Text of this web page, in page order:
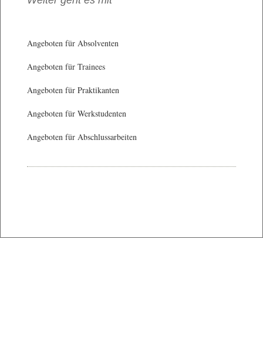
Angeboten für Absolventen
Angeboten für Trainees
Angeboten für Praktikanten
Angeboten für Werkstudenten
Angeboten für Abschlussarbeiten